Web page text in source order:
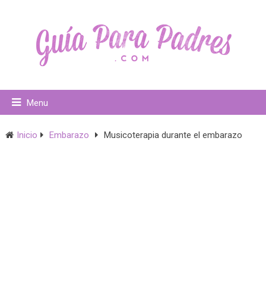
Menu
Inicio Embarazo Musicoterapia durante el embarazo